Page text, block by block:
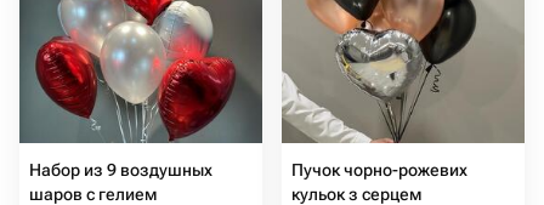
Набор из 9 воздушных
шаров с гелием
Пучок чорно-рожевих
кульок з серцем